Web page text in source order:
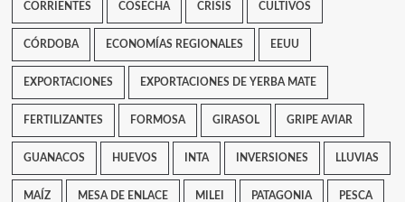
CORRIENTES COSECHA CRISIS CULTIVOS
CÓRDOBA ECONOMÍAS REGIONALES EEUU
EXPORTACIONES EXPORTACIONES DE YERBA MATE
FERTILIZANTES FORMOSA GIRASOL GRIPE AVIAR
GUANACOS HUEVOS INTA INVERSIONES LLUVIAS
MAÍZ MESA DE ENLACE MILEI PATAGONIA PESCA